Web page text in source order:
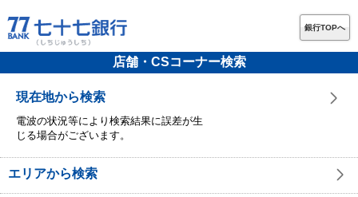
銀行TOPへ
店舗・CSコーナー検索
現在地から検索
電波の状況等により検索結果に誤差が生
じる場合がございます。
エリアから検索